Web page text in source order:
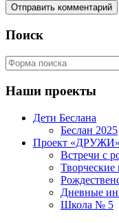
Поиск
Наши проекты
Дети Беслана
Беслан 2025
Проект «ДРУЖИ»
Встречи с
Творческие
Дневные
Школа № 5